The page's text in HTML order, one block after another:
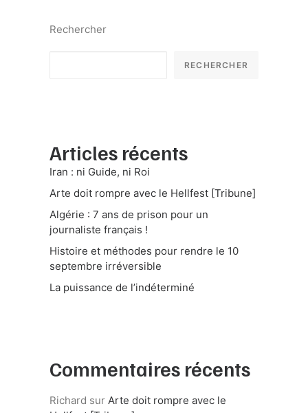
Rechercher
RECHERCHER
Articles récents
Iran : ni Guide, ni Roi
Arte doit rompre avec le Hellfest [Tribune]
Algérie : 7 ans de prison pour un
journaliste français !
Histoire et méthodes pour rendre le 10
septembre irréversible
La puissance de l’indéterminé
Commentaires récents
Richard sur Arte doit rompre avec le